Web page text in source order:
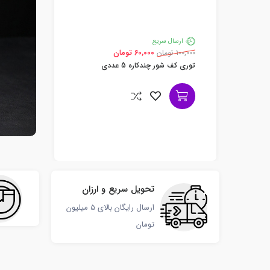
ارسال سریع
100,000 تومان
توری کف شور چندکاره 5 عددی
تحویل سریع و ارزان
ارسال رایگان بالای 5 میلیون
تومان